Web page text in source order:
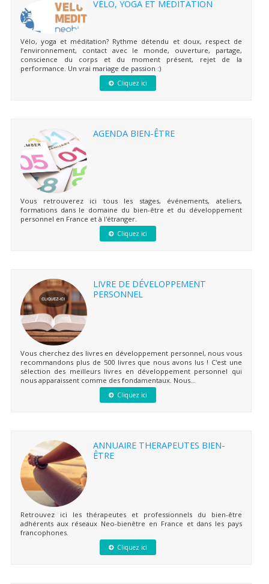
VÉLO, YOGA ET MÉDITATION
Vélo, yoga et méditation? Rythme détendu et doux, respect de
l’environnement, contact avec le monde, ouverture, partage,
conscience du corps et du moment présent, rejet de la
performance. Un vrai mariage de passion :)
Cliquez ici
AGENDA BIEN-ÊTRE
Vous retrouverez ici tous les stages, événements, ateliers,
formations dans le domaine du bien-être et du développement
personnel en France et à l'étranger.
Cliquez ici
LIVRE DE DÉVELOPPEMENT
PERSONNEL
Vous cherchez des livres en développement personnel, nous vous
recommandons plus de 500 livres que nous avons lus ! C'est une
sélection des meilleurs livres en développement personnel qui
nous apparaissent comme des fondamentaux. Nous...
Cliquez ici
ANNUAIRE THERAPEUTES BIEN-
ÊTRE
Retrouvez ici les thérapeutes et professionnels du bien-être
adhérents aux réseaux Neo-bienêtre en France et dans les pays
francophones.
Cliquez ici